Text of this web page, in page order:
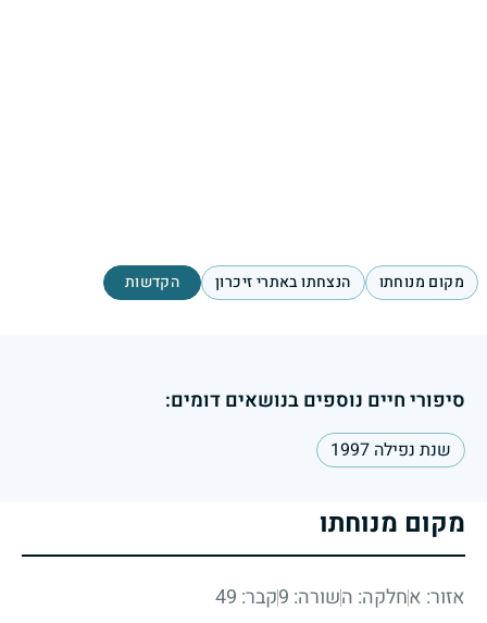
מקום מנוחתו הנצחתו באתרי זיכרון הקדשות
סיפורי חיים נוספים בנושאים דומים:
שנת נפילה 1997
מקום מנוחתו
אזור: אחלקה: השורה: 9 קבר: 49